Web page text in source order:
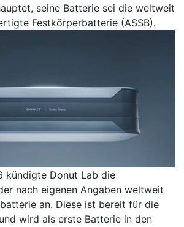
seine Batterie sei die weltweit
Festkörperbatterie (ASSB).
kündigte Donut Lab die
nach eigenen Angaben weltweit
an. Diese ist bereit für die
wird als erste Batterie in den